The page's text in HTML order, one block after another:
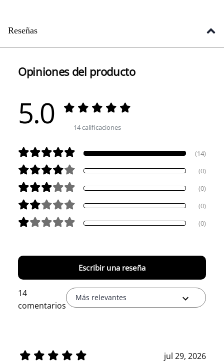
Reseñas
Opiniones del producto
5.0 14 calificaciones
(14)
(0)
(0)
(0)
(0)
Escribir una reseña
14
comentarios
Más relevantes
jul 29, 2026